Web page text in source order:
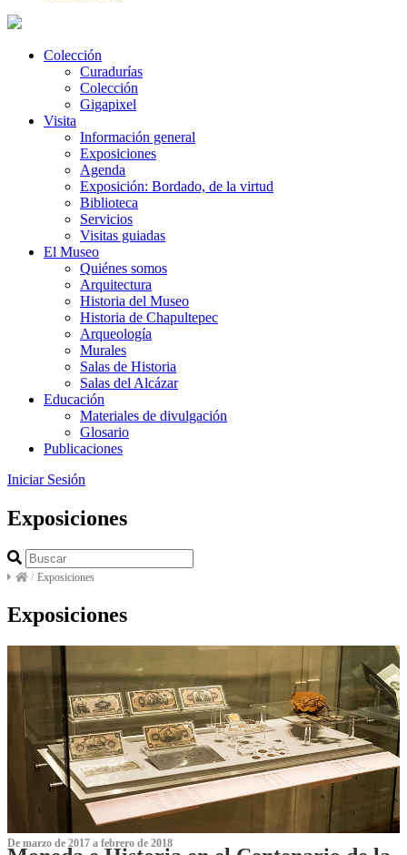
Colección
Curadurías
Colección
Gigapixel
Visita
Información general
Exposiciones
Agenda
Exposición: Bordado, de la virtud
Biblioteca
Servicios
Visitas guiadas
El Museo
Quiénes somos
Arquitectura
Historia del Museo
Historia de Chapultepec
Arqueología
Murales
Salas de Historia
Salas del Alcázar
Educación
Materiales de divulgación
Glosario
Publicaciones
Iniciar Sesión
Exposiciones
/ Exposiciones
Exposiciones
De marzo de 2017 a febrero de 2018